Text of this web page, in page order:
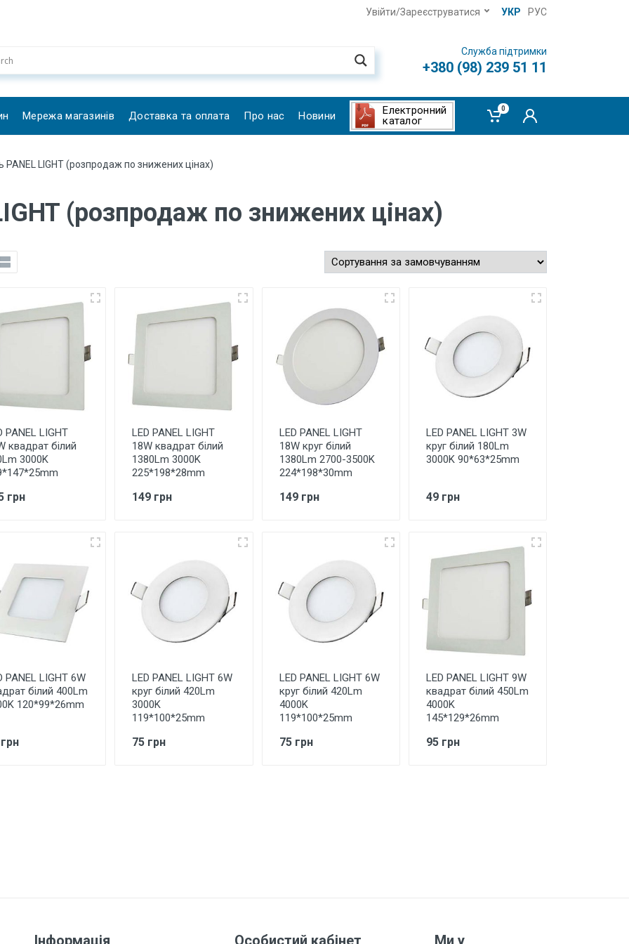
Увійти/Зареєструватися УКР РУС
Служба підтримки
+380 (98) 239 51 11
Мережа магазинів Доставка та оплата Про нас Новини
Електронний
каталог
0
PANEL LIGHT (розпродаж по знижених цінах)
(розпродаж по знижених цінах)
PANEL LIGHT
квадрат білий
3000K
грн
LED PANEL LIGHT
18W квадрат білий
1380Lm 3000K
225*198*28mm
149 грн
LED PANEL LIGHT
18W круг білий
1380Lm 2700-3500K
224*198*30mm
149 грн
LED PANEL LIGHT 3W
круг білий 180Lm
3000K 90*63*25mm
49 грн
PANEL LIGHT 6W
білий 400Lm
120*99*26mm
LED PANEL LIGHT 6W
круг білий 420Lm
3000K
119*100*25mm
75 грн
LED PANEL LIGHT 6W
круг білий 420Lm
4000K
119*100*25mm
75 грн
LED PANEL LIGHT 9W
квадрат білий 450Lm
4000K
145*129*26mm
95 грн
Інформація Особистий кабінет Ми у